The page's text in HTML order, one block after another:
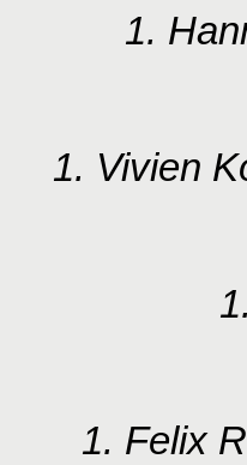
1.
1. Vivien
1. Felix